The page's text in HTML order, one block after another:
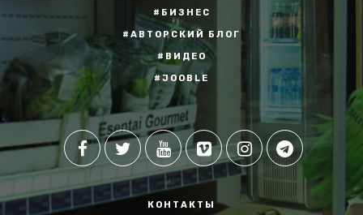
#БИЗНЕС
#АВТОРСКИЙ БЛОГ
#ВИДЕО
#JOOBLE
КОНТАКТЫ